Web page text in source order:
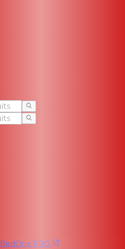
RedOne PRO